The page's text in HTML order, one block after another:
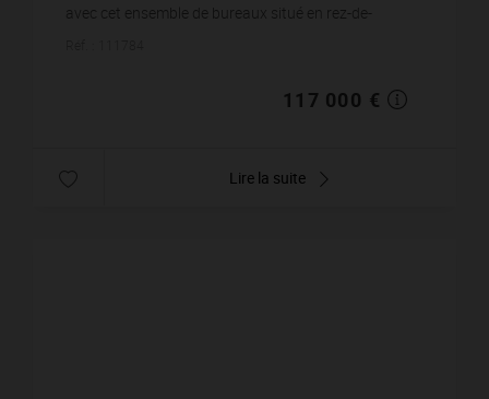
avec cet ensemble de bureaux situé en rez-de-
117 000 €
Lire la suite